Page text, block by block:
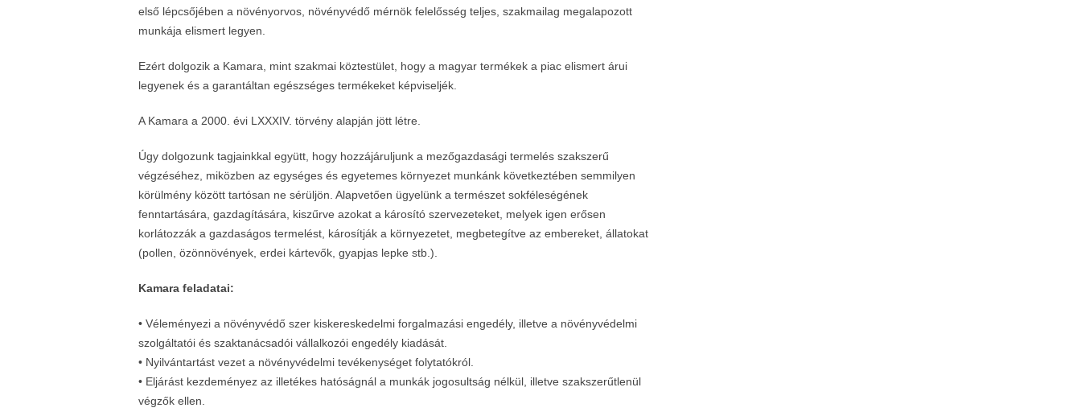
első lépcsőjében a növényorvos, növényvédő mérnök felelősség teljes, szakmailag megalapozott
munkája elismert legyen.
Ezért dolgozik a Kamara, mint szakmai köztestület, hogy a magyar termékek a piac elismert árui
legyenek és a garantáltan egészséges termékeket képviseljék.
A Kamara a 2000. évi LXXXIV. törvény alapján jött létre.
Úgy dolgozunk tagjainkkal együtt, hogy hozzájáruljunk a mezőgazdasági termelés szakszerű
végzéséhez, miközben az egységes és egyetemes környezet munkánk következtében semmilyen
körülmény között tartósan ne sérüljön. Alapvetően ügyelünk a természet sokféleségének
fenntartására, gazdagítására, kiszűrve azokat a károsító szervezeteket, melyek igen erősen
korlátozzák a gazdaságos termelést, károsítják a környezetet, megbetegítve az embereket, állatokat
(pollen, özönnövények, erdei kártevők, gyapjas lepke stb.).
Kamara feladatai:
• Véleményezi a növényvédő szer kiskereskedelmi forgalmazási engedély, illetve a növényvédelmi
szolgáltatói és szaktanácsadói vállalkozói engedély kiadását.
• Nyilvántartást vezet a növényvédelmi tevékenységet folytatókról.
• Eljárást kezdeményez az illetékes hatóságnál a munkák jogosultság nélkül, illetve szakszerűtlenül
végzők ellen.